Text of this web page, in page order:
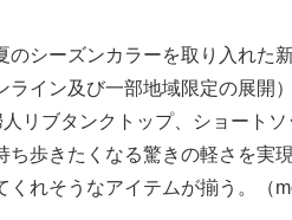
のシーズンカラーを取り入れた
イン及び一部地域限定の展開）
リブタンクトップ、ショート
ち歩きたくなる驚きの軽さを実
れそうなアイテムが揃う。（